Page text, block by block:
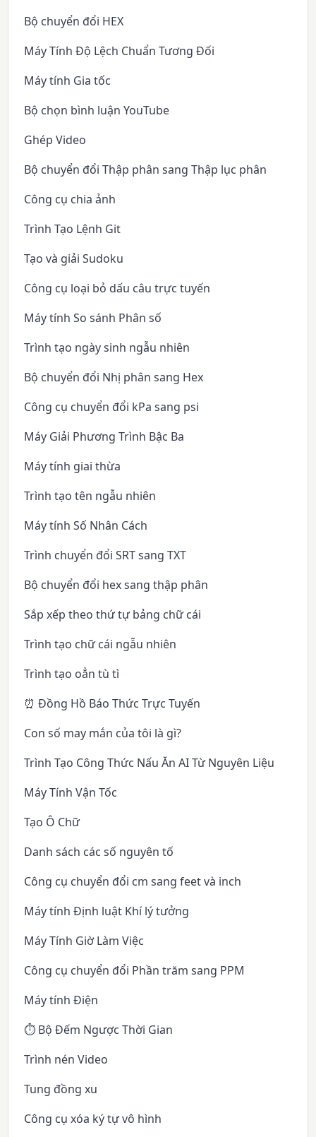
Bộ chuyển đổi HEX
Máy Tính Độ Lệch Chuẩn Tương Đối
Máy tính Gia tốc
Bộ chọn bình luận YouTube
Ghép Video
Bộ chuyển đổi Thập phân sang Thập lục phân
Công cụ chia ảnh
Trình Tạo Lệnh Git
Tạo và giải Sudoku
Công cụ loại bỏ dấu câu trực tuyến
Máy tính So sánh Phân số
Trình tạo ngày sinh ngẫu nhiên
Bộ chuyển đổi Nhị phân sang Hex
Công cụ chuyển đổi kPa sang psi
Máy Giải Phương Trình Bậc Ba
Máy tính giai thừa
Trình tạo tên ngẫu nhiên
Máy tính Số Nhân Cách
Trình chuyển đổi SRT sang TXT
Bộ chuyển đổi hex sang thập phân
Sắp xếp theo thứ tự bảng chữ cái
Trình tạo chữ cái ngẫu nhiên
Trình tạo oẳn tù tì
⏰ Đồng Hồ Báo Thức Trực Tuyến
Con số may mắn của tôi là gì?
Trình Tạo Công Thức Nấu Ăn AI Từ Nguyên Liệu
Máy Tính Vận Tốc
Tạo Ô Chữ
Danh sách các số nguyên tố
Công cụ chuyển đổi cm sang feet và inch
Máy tính Định luật Khí lý tưởng
Máy Tính Giờ Làm Việc
Công cụ chuyển đổi Phần trăm sang PPM
Máy tính Điện
⏱️ Bộ Đếm Ngược Thời Gian
Trình nén Video
Tung đồng xu
Công cụ xóa ký tự vô hình